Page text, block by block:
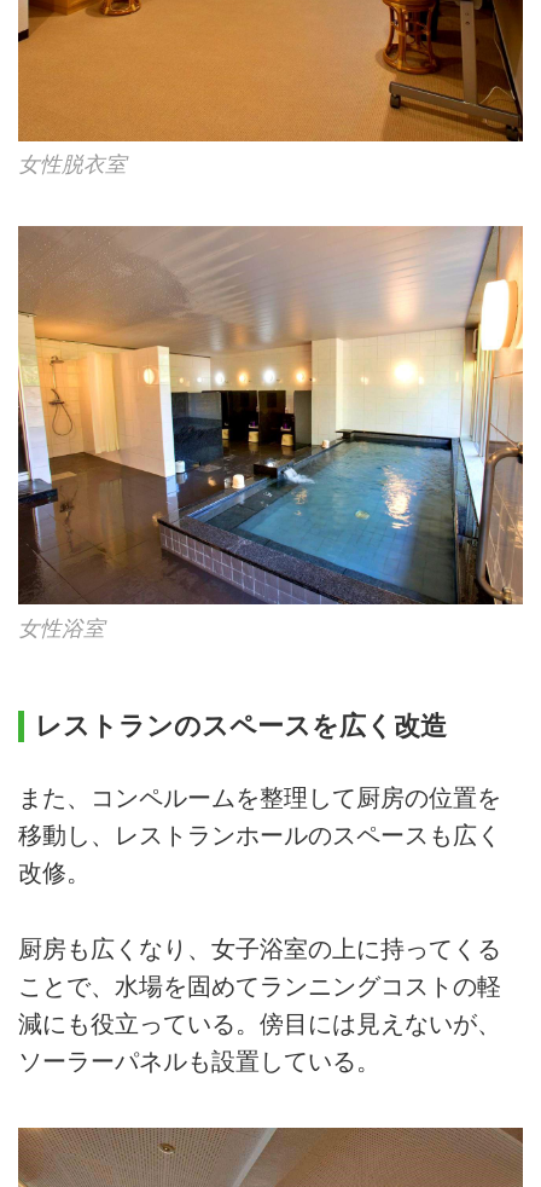
女性脱衣室
女性浴室
レストランのスペースを広く改造
また、コンペルームを整理して厨房の位置を
移動し、レストランホールのスペースも広く
改修。
厨房も広くなり、女子浴室の上に持ってくる
ことで、水場を固めてランニングコストの軽
減にも役立っている。傍目には見えないが、
ソーラーパネルも設置している。